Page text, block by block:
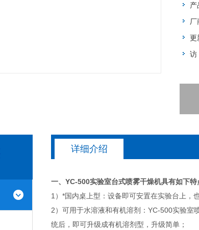
产
厂
更
访
详细介绍
一、YC-500实验室台式喷雾干燥机具有如下特
1）*国内桌上型：设备即可安置在实验台上，
2）可用于水溶液和有机溶剂：YC-500实验室
统后，即可升级成有机溶剂型，升级简单；